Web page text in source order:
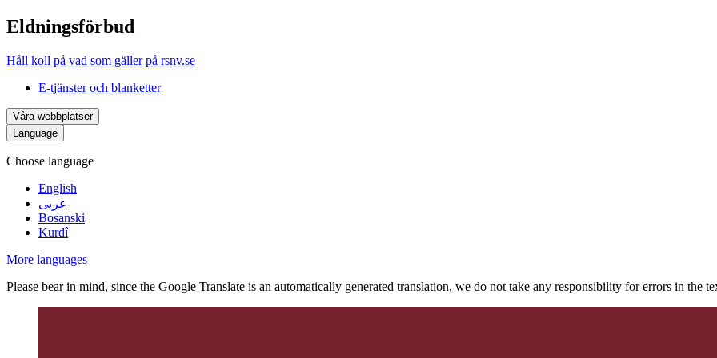
Eldningsförbud
Håll koll på vad som gäller på rsnv.se
E-tjänster och blanketter
Våra webbplatser
Language
Choose language
English
عربى
Bosanski
Kurdî
More languages
Please bear in mind, since the Google Translate is an automatically generated translation, we do not take any responsibility for errors in the